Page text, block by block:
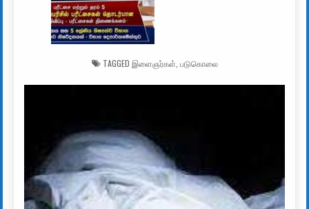
TAGGED இளைஞர்கள் படுகொலை